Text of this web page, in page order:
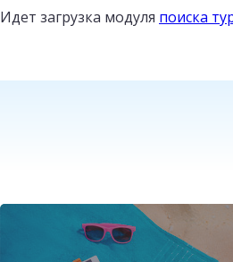
Идет загрузка модуля поиска